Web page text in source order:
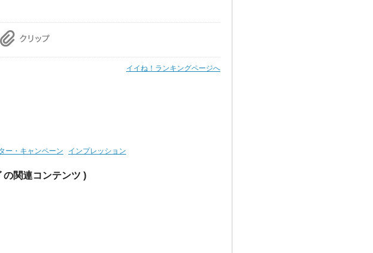
イイね！ランキングページへ
ー・キャンペーン インプレッション
の関連コンテンツ )